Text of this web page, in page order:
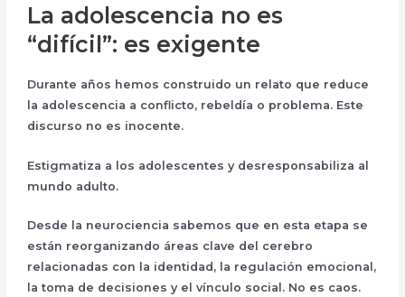
La adolescencia no es
“difícil”: es exigente
Durante años hemos construido un relato que reduce
la adolescencia a conflicto, rebeldía o problema. Este
discurso no es inocente.
Estigmatiza a los adolescentes y desresponsabiliza al
mundo adulto.
Desde la neurociencia sabemos que en esta etapa se
están reorganizando áreas clave del cerebro
relacionadas con la identidad, la regulación emocional,
la toma de decisiones y el vínculo social. No es caos.